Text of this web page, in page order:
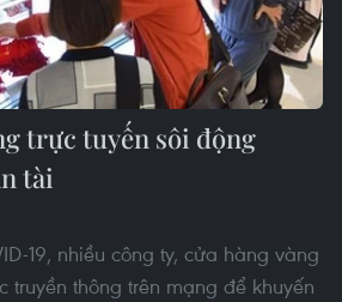
trực tuyến sôi động
tài
19, nhiều công ty, cửa hàng vàng
truyền thông trên mạng để khuyến